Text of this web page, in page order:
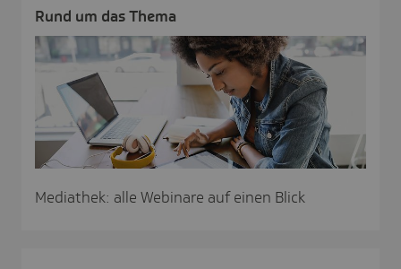
Rund um das Thema
Mediathek: alle Webinare auf einen Blick